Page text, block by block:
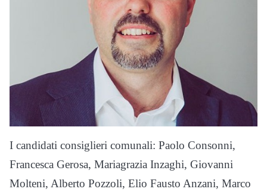
I candidati consiglieri comunali: Paolo Consonni,
Francesca Gerosa, Mariagrazia Inzaghi, Giovanni
Molteni, Alberto Pozzoli, Elio Fausto Anzani, Marco